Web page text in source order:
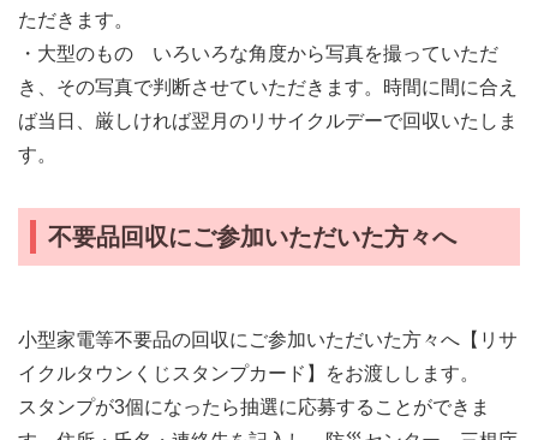
ただきます。
・大型のもの いろいろな角度から写真を撮っていただ
き、その写真で判断させていただきます。時間に間に合え
ば当日、厳しければ翌月のリサイクルデーで回収いたしま
す。
不要品回収にご参加いただいた方々へ
小型家電等不要品の回収にご参加いただいた方々へ【リサ
イクルタウンくじスタンプカード】をお渡しします。
スタンプが3個になったら抽選に応募することができま